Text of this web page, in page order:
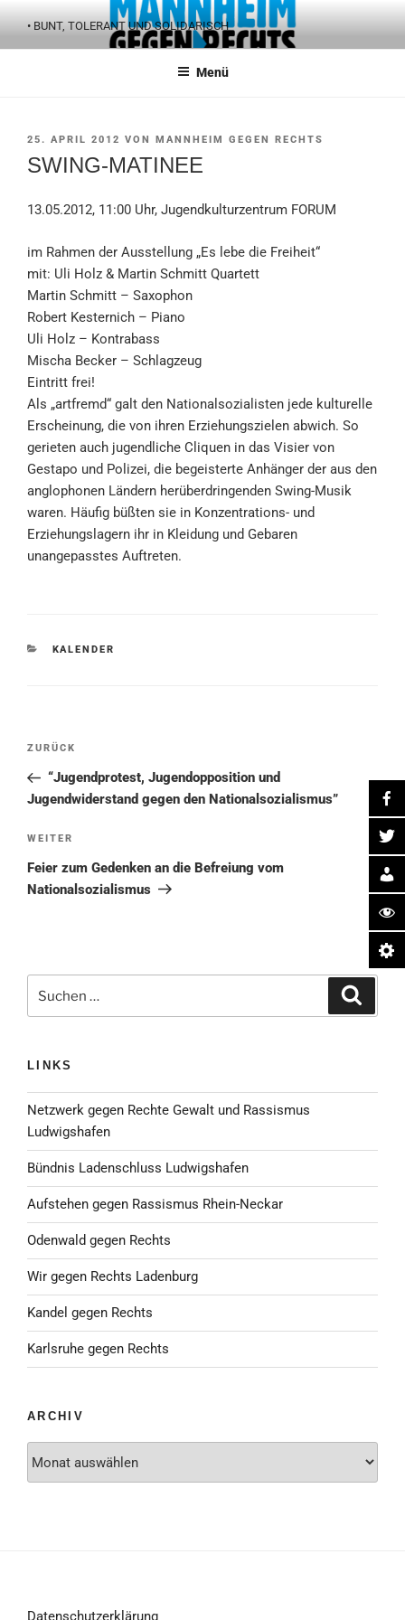
Inhalt
springen
• BUNT, TOLERANT UND SOLIDARISCH
Menü
VERÖFFENTLICHT
25. APRIL 2012 VON MANNHEIM GEGEN RECHTS
SWING-MATINEE
13.05.2012, 11:00 Uhr, Jugendkulturzentrum FORUM
im Rahmen der Ausstellung „Es lebe die Freiheit“
mit: Uli Holz & Martin Schmitt Quartett
Martin Schmitt – Saxophon
Robert Kesternich – Piano
Uli Holz – Kontrabass
Mischa Becker – Schlagzeug
Eintritt frei!
Als „artfremd“ galt den Nationalsozialisten jede kulturelle
Erscheinung, die von ihren Erziehungszielen abwich. So
gerieten auch jugendliche Cliquen in das Visier von
Gestapo und Polizei, die begeisterte Anhänger der aus den
anglophonen Ländern herüberdringenden Swing-Musik
waren. Häufig büßten sie in Konzentrations- und
Erziehungslagern ihr in Kleidung und Gebaren
unangepasstes Auftreten.
KATEGORIEN
KALENDER
Beitragsnavigation
Vorheriger
Beitrag
ZURÜCK
“Jugendprotest, Jugendopposition und
Jugendwiderstand gegen den Nationalsozialismus”
Nächster
Beitrag
WEITER
Feier zum Gedenken an die Befreiung vom
Nationalsozialismus
nach:
LINKS
Netzwerk gegen Rechte Gewalt und Rassismus
Ludwigshafen
Bündnis Ladenschluss Ludwigshafen
Aufstehen gegen Rassismus Rhein-Neckar
Odenwald gegen Rechts
Wir gegen Rechts Ladenburg
Kandel gegen Rechts
Karlsruhe gegen Rechts
ARCHIV
Datenschutzerklärung